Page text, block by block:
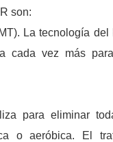
son:
La tecnología del
vez más
para eliminar
o aeróbica. El